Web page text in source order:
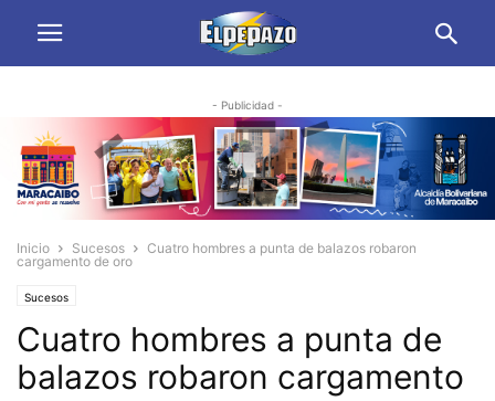
- Publicidad -
Inicio Sucesos
Cuatro hombres a punta de balazos robaron
cargamento de oro
Sucesos
Cuatro hombres a punta de
balazos robaron cargamento